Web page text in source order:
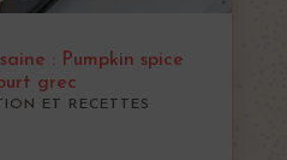
: Pumpkin spice
grec
ET RECETTES